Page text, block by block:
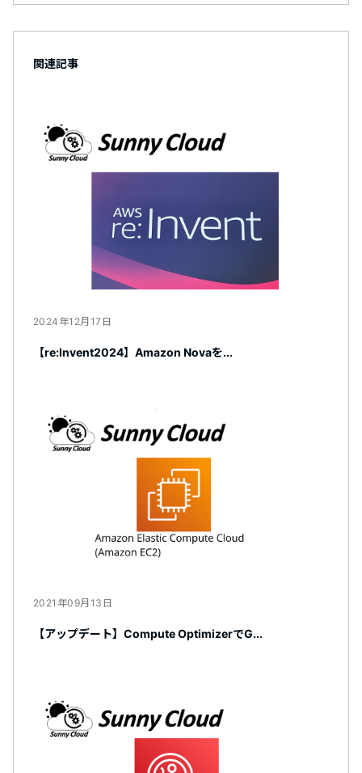
関連記事
2024年12月17日
【re:Invent2024】Amazon Novaを...
2021年09月13日
【アップデート】Compute OptimizerでG...